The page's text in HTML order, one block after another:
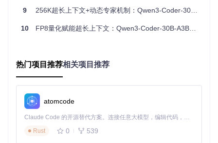
其中自动生成的部署脚本准确率达到92%。
n]和工具解析器[qwen3coder_tool_parser.py]，开发团队能够
快速实现模型与现有开发环境的对接，构建从需求文档到部署
脚本的全流程自动化 pipeline。
9 256K超长上下文+动态专家机制：Qwen3-Coder-30B-A3B-Instruct-FP8重构开源编码大模型性能标准
10 FP8量化赋能超长上下文：Qwen3-Coder-30B-A3B-Instruct大模型驱动智能编码新范式
热门项目推荐相关项目推荐
atomcode
Claude Code 的开源替代方案。连接任意大模型，编辑代码，运行命令，自动验证 — 全自动执行。用 Rust 构建，极致性能。 ｜ An open-source alternative to Claude Code. Connect any LLM, edit code, run commands, and verify changes — autonomously. Built in Rust for speed. Get Started
Rust
0 539